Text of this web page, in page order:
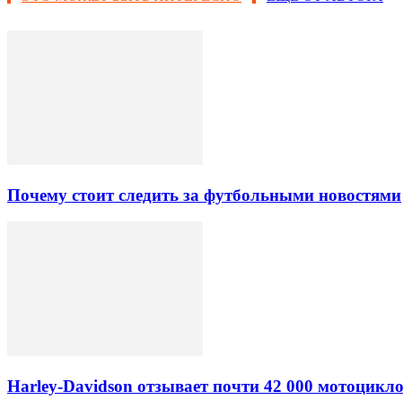
Почему стоит следить за футбольными новостями
Harley-Davidson отзывает почти 42 000